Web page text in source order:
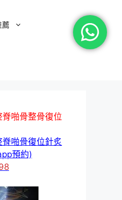
啪骨整骨復位
啪骨復位針炙
預約)